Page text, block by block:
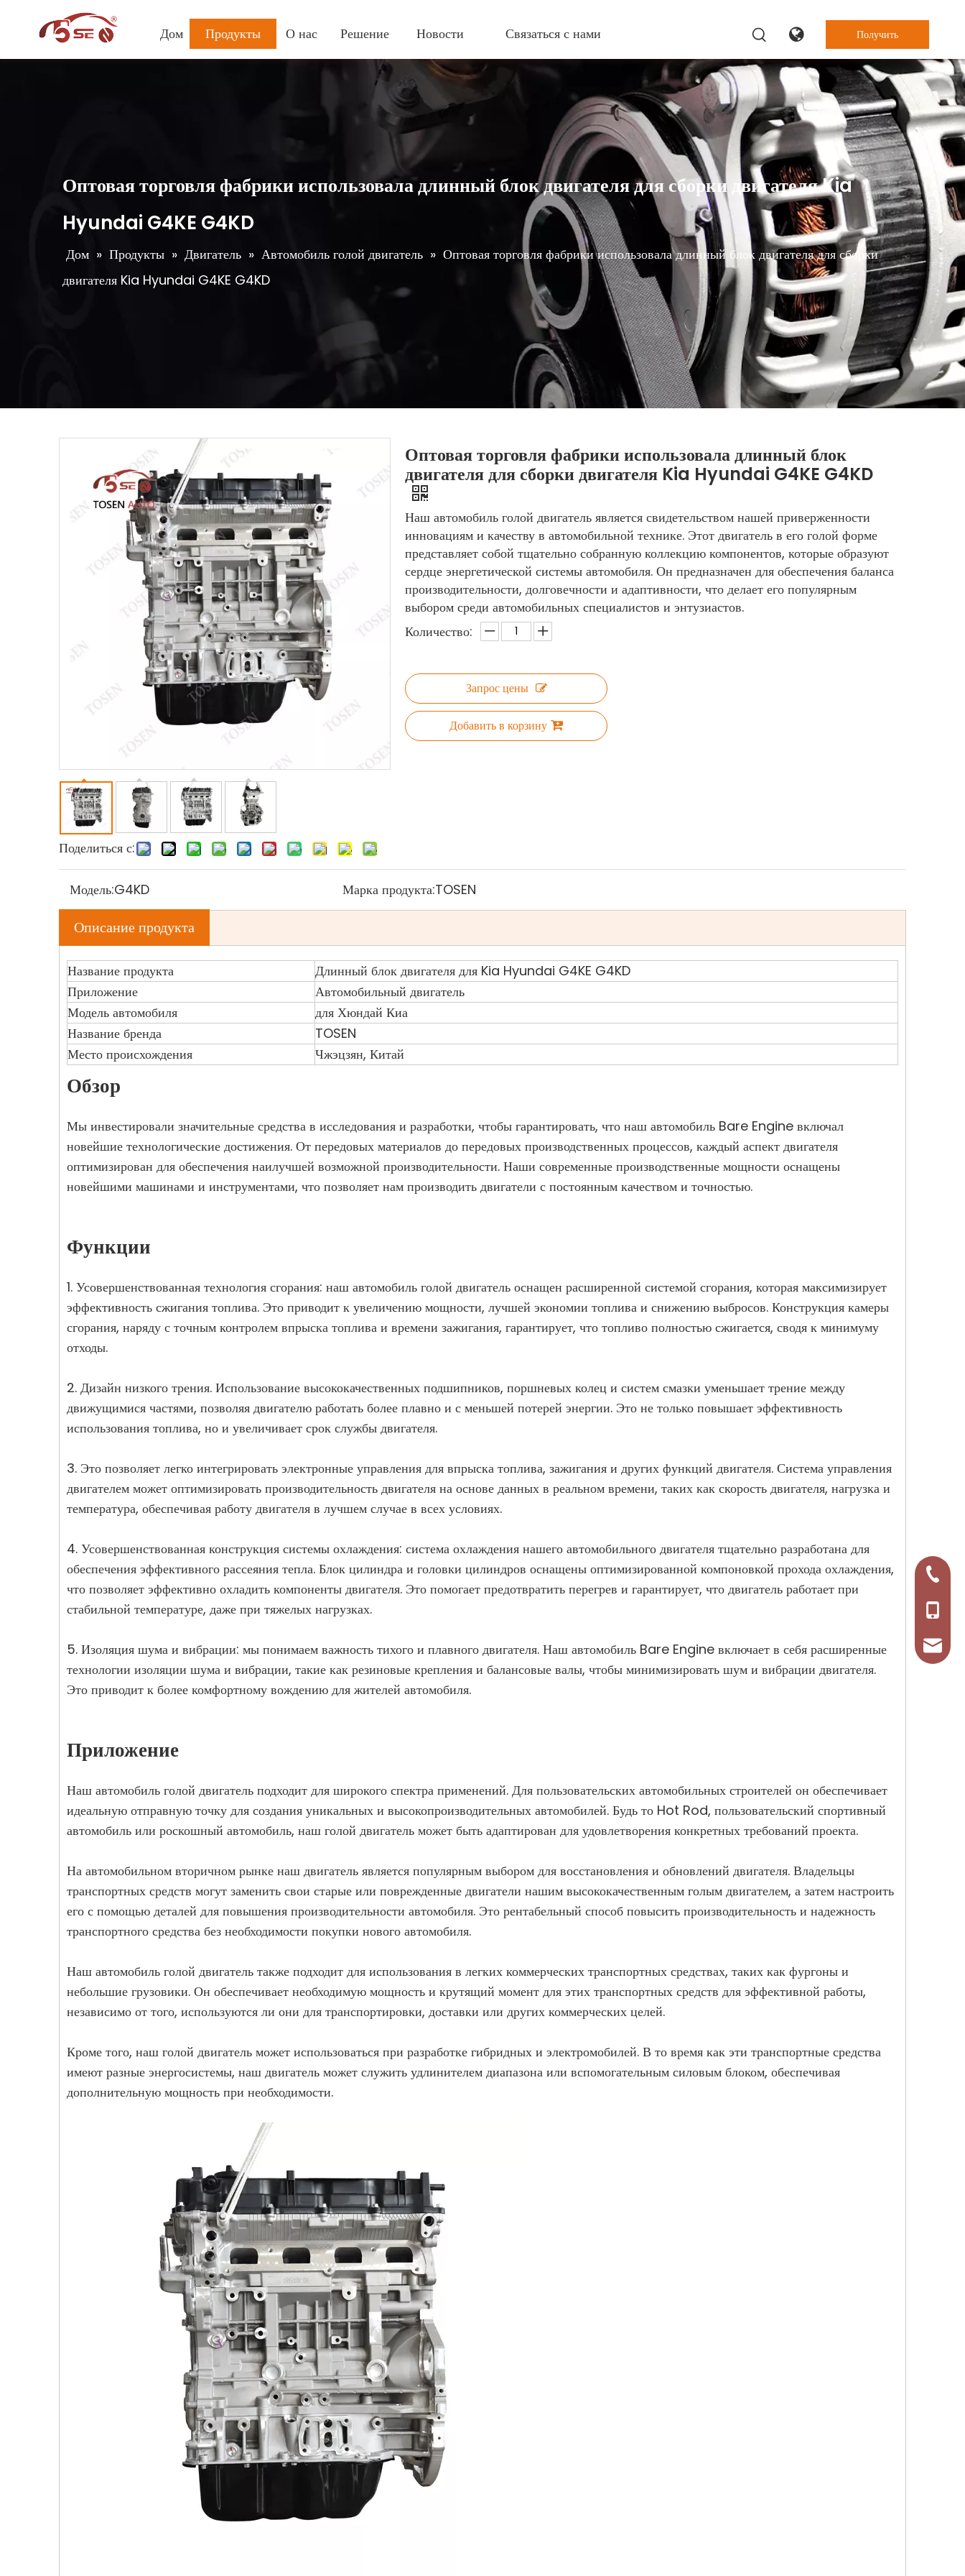
Дом Продукты О нас Решение Новости Связаться с нами
Получить
цену
Оптовая торговля фабрики использовала длинный блок двигателя для сборки двигателя Kia
Hyundai G4KE G4KD
Дом » Продукты » Двигатель » Автомобиль голой двигатель » Оптовая торговля фабрики использовала длинный блок двигателя для сборки
двигателя Kia Hyundai G4KE G4KD
Поделиться с:
Оптовая торговля фабрики использовала длинный блок
двигателя для сборки двигателя Kia Hyundai G4KE G4KD
Наш автомобиль голой двигатель является свидетельством нашей приверженности
инновациям и качеству в автомобильной технике. Этот двигатель в его голой форме
представляет собой тщательно собранную коллекцию компонентов, которые образуют
сердце энергетической системы автомобиля. Он предназначен для обеспечения баланса
производительности, долговечности и адаптивности, что делает его популярным
выбором среди автомобильных специалистов и энтузиастов.
Количество:
Запрос цены
Добавить в корзину
Модель:G4KD Марка продукта:TOSEN
Описание продукта
Название продукта
Длинный блок двигателя для Kia Hyundai G4KE G4KD
Приложение
Автомобильный двигатель
Модель автомобиля
для Хюндай Киа
Название бренда
TOSEN
Место происхождения
Чжэцзян, Китай
Обзор
Мы инвестировали значительные средства в исследования и разработки, чтобы гарантировать, что наш автомобиль Bare Engine включал
новейшие технологические достижения. От передовых материалов до передовых производственных процессов, каждый аспект двигателя
оптимизирован для обеспечения наилучшей возможной производительности. Наши современные производственные мощности оснащены
новейшими машинами и инструментами, что позволяет нам производить двигатели с постоянным качеством и точностью.
Функции
1. Усовершенствованная технология сгорания: наш автомобиль голой двигатель оснащен расширенной системой сгорания, которая максимизирует
эффективность сжигания топлива. Это приводит к увеличению мощности, лучшей экономии топлива и снижению выбросов. Конструкция камеры
сгорания, наряду с точным контролем впрыска топлива и времени зажигания, гарантирует, что топливо полностью сжигается, сводя к минимуму
отходы.
2. Дизайн низкого трения. Использование высококачественных подшипников, поршневых колец и систем смазки уменьшает трение между
движущимися частями, позволяя двигателю работать более плавно и с меньшей потерей энергии. Это не только повышает эффективность
использования топлива, но и увеличивает срок службы двигателя.
3. Это позволяет легко интегрировать электронные управления для впрыска топлива, зажигания и других функций двигателя. Система управления
двигателем может оптимизировать производительность двигателя на основе данных в реальном времени, таких как скорость двигателя, нагрузка и
температура, обеспечивая работу двигателя в лучшем случае в всех условиях.
4. Усовершенствованная конструкция системы охлаждения: система охлаждения нашего автомобильного двигателя тщательно разработана для
обеспечения эффективного рассеяния тепла. Блок цилиндра и головки цилиндров оснащены оптимизированной компоновкой прохода охлаждения,
что позволяет эффективно охладить компоненты двигателя. Это помогает предотвратить перегрев и гарантирует, что двигатель работает при
стабильной температуре, даже при тяжелых нагрузках.
5. Изоляция шума и вибрации: мы понимаем важность тихого и плавного двигателя. Наш автомобиль Bare Engine включает в себя расширенные
технологии изоляции шума и вибрации, такие как резиновые крепления и балансовые валы, чтобы минимизировать шум и вибрации двигателя.
Это приводит к более комфортному вождению для жителей автомобиля.
Приложение
Наш автомобиль голой двигатель подходит для широкого спектра применений. Для пользовательских автомобильных строителей он обеспечивает
идеальную отправную точку для создания уникальных и высокопроизводительных автомобилей. Будь то Hot Rod, пользовательский спортивный
автомобиль или роскошный автомобиль, наш голой двигатель может быть адаптирован для удовлетворения конкретных требований проекта.
На автомобильном вторичном рынке наш двигатель является популярным выбором для восстановления и обновлений двигателя. Владельцы
транспортных средств могут заменить свои старые или поврежденные двигатели нашим высококачественным голым двигателем, а затем настроить
его с помощью деталей для повышения производительности автомобиля. Это рентабельный способ повысить производительность и надежность
транспортного средства без необходимости покупки нового автомобиля.
Наш автомобиль голой двигатель также подходит для использования в легких коммерческих транспортных средствах, таких как фургоны и
небольшие грузовики. Он обеспечивает необходимую мощность и крутящий момент для этих транспортных средств для эффективной работы,
независимо от того, используются ли они для транспортировки, доставки или других коммерческих целей.
Кроме того, наш голой двигатель может использоваться при разработке гибридных и электромобилей. В то время как эти транспортные средства
имеют разные энергосистемы, наш двигатель может служить удлинителем диапазона или вспомогательным силовым блоком, обеспечивая
дополнительную мощность при необходимости.
+86-
+86-